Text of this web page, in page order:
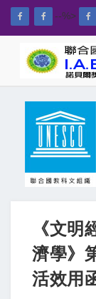
--%>
《文
濟學》
活效用